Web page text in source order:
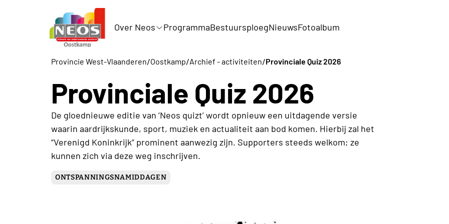
Over Neos ProgrammaBestuursploegNieuwsFotoalbum
Provincie West-Vlaanderen/Oostkamp/Archief - activiteiten/Provinciale Quiz 2026
Provinciale Quiz 2026
De gloednieuwe editie van ‘Neos quizt’ wordt opnieuw een uitdagende versie
waarin aardrijkskunde, sport, muziek en actualiteit aan bod komen. Hierbij zal het
“Verenigd Koninkrijk” prominent aanwezig zijn. Supporters steeds welkom; ze
kunnen zich via deze weg inschrijven.
ONTSPANNINGSNAMIDDAGEN